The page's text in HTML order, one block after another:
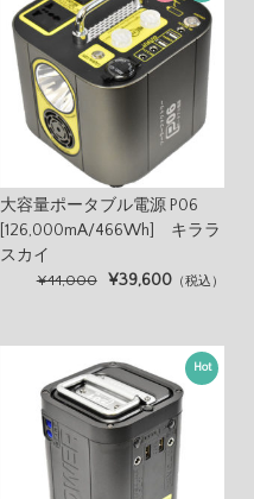
大容量ポータブル電源 P06
[126,000mA/466Wh] キララ
スカイ
¥44,000 ¥39,600 （税込）
Hot